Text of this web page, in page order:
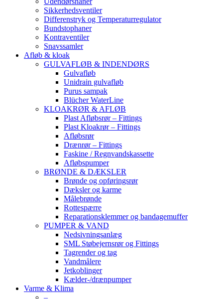
Sikkerhedsventiler
Differenstryk og Temperaturregulator
Bundstophaner
Kontraventiler
Snavssamler
Afløb & kloak
GULVAFLØB & INDENDØRS
Gulvafløb
Unidrain gulvafløb
Purus sampak
Blücher WaterLine
KLOAKRØR & AFLØB
Plast Afløbsrør – Fittings
Plast Kloakrør – Fittings
Afløbsrør
Drænrør – Fittings
Faskine / Regnvandskassette
Afløbspumper
BRØNDE & DÆKSLER
Brønde og opføringsrør
Dæksler og karme
Målebrønde
Rottespærre
Reparationsklemmer og bandagemuffer
PUMPER & VAND
Nedsivningsanlæg
SML Støbejernsrør og Fittings
Tagrender og tag
Vandmålere
Jetkoblinger
Kælder-/drænpumper
Varme & Klima
–